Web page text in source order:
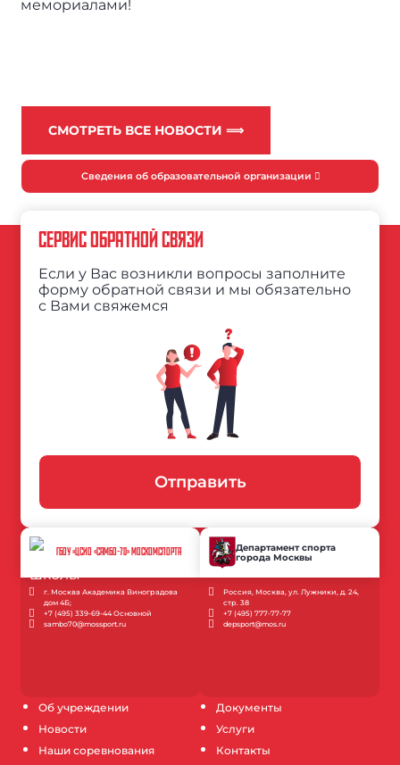
мемориалами!
СМОТРЕТЬ ВСЕ НОВОСТИ ⟹
Сведения об образовательной организации
Об учреждении
Новости
Наши соревнования
Документы
Услуги
Контакты
СЕРВИС ОБРАТНОЙ СВЯЗИ
Если у Вас возникли вопросы заполните
форму обратной связи и мы обязательно
с Вами свяжемся
Отправить
ГБОУ «ЦСИО «САМБО-70» МОСКОМСПОРТА
г. Москва Академика Виноградова
дом 4Б;
+7 (495) 339-69-44 Основной
sambo70@mossport.ru
Департамент спорта
города Москвы
Россия, Москва, ул. Лужники, д. 24,
стр. 38
+7 (495) 777-77-77
depsport@mos.ru